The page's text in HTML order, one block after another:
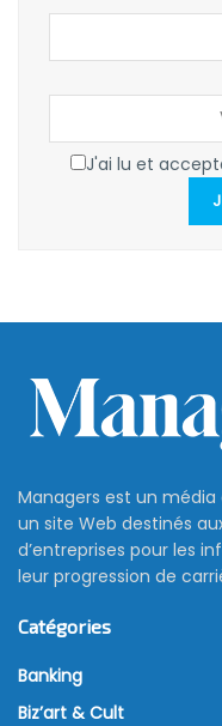
J'ai lu et
Managers est un
un site Web destinés
d’entreprises pour les
leur progression de
Catégories
Banking
Biz’art & Cult